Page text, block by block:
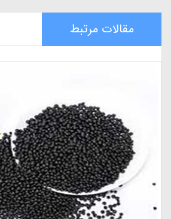
مقالات مرتبط